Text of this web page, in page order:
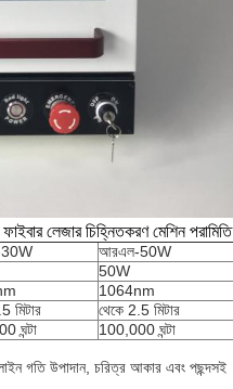
লেজার চিহ্নিতকরণ মেশিন পরামিতি
আরএল-50W
50W
1064nm
মিটার
থেকে 2.5 মিটার
ঘন্টা 100,000 ঘন্টা
গতি উপাদান, চরিত্র আকার এবং পছন্দসই